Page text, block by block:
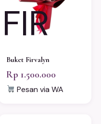
FIR
Buket Firvalyn
Rp 1.500.000
Pesan via WA